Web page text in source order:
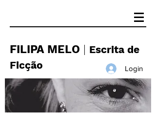
FILIPA MELO
Escrita de
Ficção
Login